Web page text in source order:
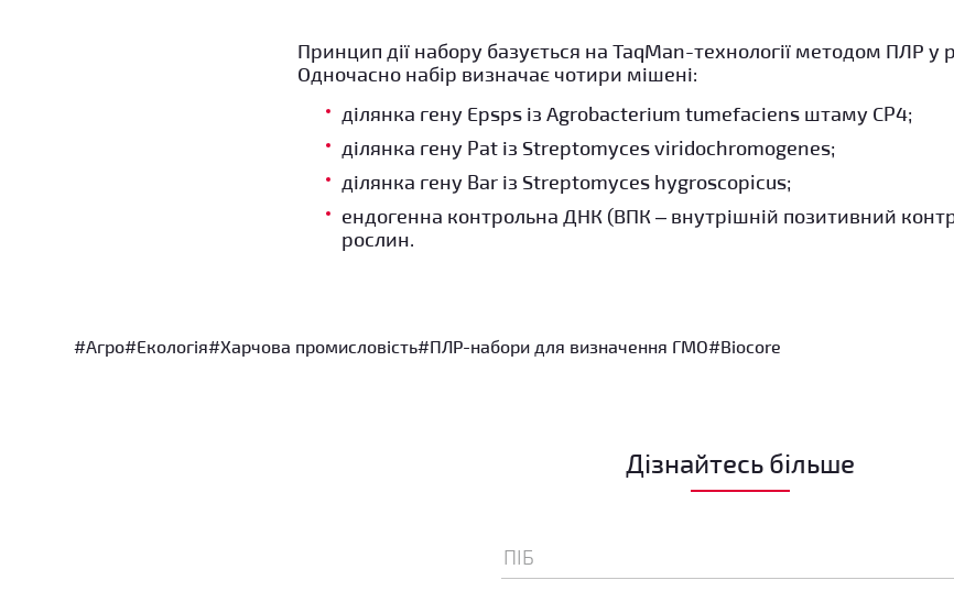
Принцип дії набору базується на TaqMan-технології методом ПЛР у
Одночасно набір визначає чотири мішені:
ділянка гену Epsps із Agrobacterіum tumefacіens штаму CP4;
ділянка гену Pat із Streptomyces viridochromogenes;
ділянка гену Bar із Streptomyces hygroscopicus;
ендогенна контрольна ДНК (ВПК – внутрішній позитивний
рослин.
#Агро#Екологія#Харчова промисловість#ПЛР-набори для визначення ГМО#Biocore
Дізнайтесь більше